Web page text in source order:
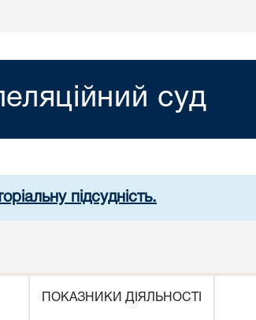
суд
підсудність.
ПОКАЗНИКИ ДІЯЛЬНОСТІ